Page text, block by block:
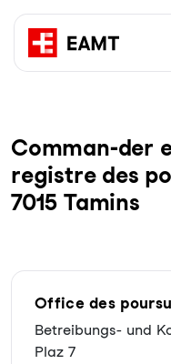
Com­man-der
re­gist­re des
7015 Tamins
Office des
Betreibungs- und
Plaz 7